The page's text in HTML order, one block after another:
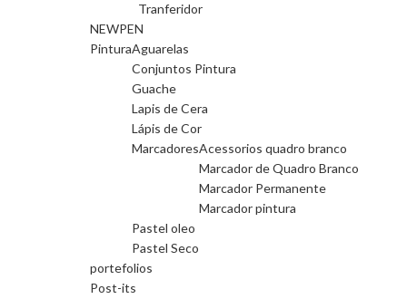
Tranferidor
NEWPEN
PinturaAguarelas
Conjuntos Pintura
Guache
Lapis de Cera
Lápis de Cor
MarcadoresAcessorios quadro branco
Marcador de Quadro Branco
Marcador Permanente
Marcador pintura
Pastel oleo
Pastel Seco
portefolios
Post-its